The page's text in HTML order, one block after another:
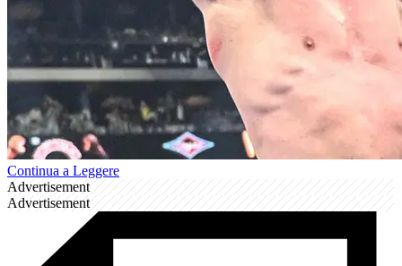
Continua a Leggere
Advertisement
Advertisement